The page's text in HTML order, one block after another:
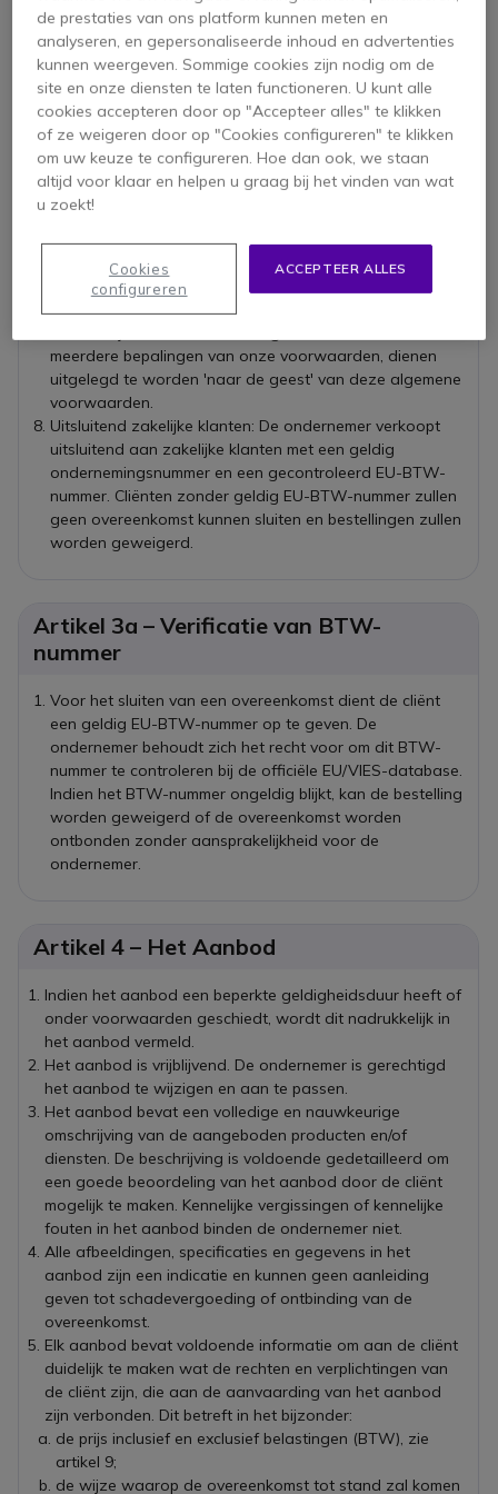
consument zoals gedefinieerd in het Europese
consumentenrecht . Dit is een cruciale factor bij het
aangaan van een contract met OD Communications B.V.
Indien één of meerdere bepalingen in deze algemene
voorwaarden op enig moment geheel of gedeeltelijk
nietig zijn of vernietigd worden, dan blijft de
overeenkomst en deze voorwaarden voor het overige in
stand en zal de betreffende bepaling in onderling
overleg onverwijld vervangen worden door een bepaling
dat de strekking van het oorspronkelijke zoveel mogelijk
Situaties die niet in deze algemene voorwaarden zijn
geregeld, dienen te worden beoordeeld 'naar de geest'
meerdere bepalingen van onze voorwaarden, dienen
uitgelegd te worden 'naar de geest' van deze algemene
voorwaarden.
Uitsluitend zakelijke klanten: De ondernemer verkoopt
uitsluitend aan zakelijke klanten met een geldig
ondernemingsnummer en een gecontroleerd EU-BTW-
nummer. Cliënten zonder geldig EU-BTW-nummer zullen
geen overeenkomst kunnen sluiten en bestellingen zullen
worden geweigerd.
Artikel 3a – Verificatie van BTW-
nummer
Voor het sluiten van een overeenkomst dient de cliënt
een geldig EU-BTW-nummer op te geven. De
ondernemer behoudt zich het recht voor om dit BTW-
nummer te controleren bij de officiële EU/VIES-database.
Indien het BTW-nummer ongeldig blijkt, kan de bestelling
worden geweigerd of de overeenkomst worden
ontbonden zonder aansprakelijkheid voor de
ondernemer.
Artikel 4 – Het Aanbod
Indien het aanbod een beperkte geldigheidsduur heeft of
onder voorwaarden geschiedt, wordt dit nadrukkelijk in
het aanbod vermeld.
Het aanbod is vrijblijvend. De ondernemer is gerechtigd
het aanbod te wijzigen en aan te passen.
Het aanbod bevat een volledige en nauwkeurige
omschrijving van de aangeboden producten en/of
diensten. De beschrijving is voldoende gedetailleerd om
een goede beoordeling van het aanbod door de cliënt
mogelijk te maken. Kennelijke vergissingen of kennelijke
fouten in het aanbod binden de ondernemer niet.
Alle afbeeldingen, specificaties en gegevens in het
aanbod zijn een indicatie en kunnen geen aanleiding
geven tot schadevergoeding of ontbinding van de
overeenkomst.
Elk aanbod bevat voldoende informatie om aan de cliënt
duidelijk te maken wat de rechten en verplichtingen van
de cliënt zijn, die aan de aanvaarding van het aanbod
zijn verbonden. Dit betreft in het bijzonder:
de prijs inclusief en exclusief belastingen (BTW), zie
artikel 9;
de wijze waarop de overeenkomst tot stand zal komen
de prestaties van ons platform kunnen meten en
analyseren, en gepersonaliseerde inhoud en advertenties
kunnen weergeven. Sommige cookies zijn nodig om de
site en onze diensten te laten functioneren. U kunt alle
cookies accepteren door op "Accepteer alles" te klikken
of ze weigeren door op "Cookies configureren" te klikken
om uw keuze te configureren. Hoe dan ook, we staan
altijd voor klaar en helpen u graag bij het vinden van wat
u zoekt!
ACCEPTEER ALLES
Cookies
configureren